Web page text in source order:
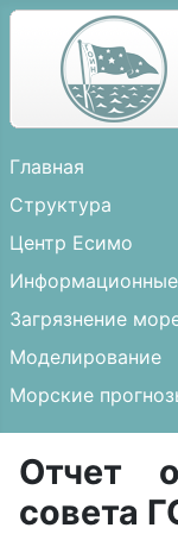
Главная
Структура
Центр Есимо
Загрязнение
Моделирование
Морские
Отчет
совета